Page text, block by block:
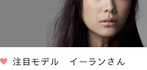
注目モデル イーランさん